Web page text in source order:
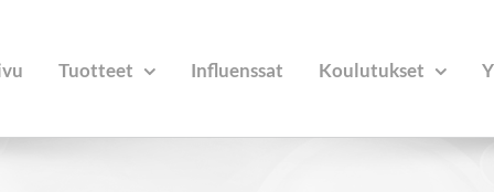
Tuotteet Influenssat Koulutukset